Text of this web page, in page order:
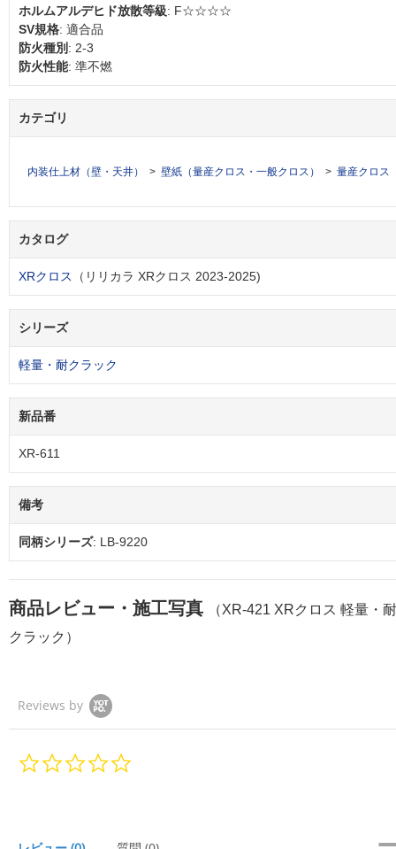
ホルムアルデヒド放散等級: F☆☆☆☆
SV規格: 適合品
防火種別 : 2-3
防火性能: 準不燃
カテゴリ
内装仕上材（壁・天井） 壁紙（量産クロス・一般クロス） 量産クロス
カタログ
XRクロス （リリカラ XRクロス 2023-2025)
シリーズ
軽量・耐クラック
新品番
XR-611
備考
同柄シリーズ: LB-9220
商品レビュー・施工写真
（XR-421 XRクロス 軽量・耐
クラック）
Reviews by